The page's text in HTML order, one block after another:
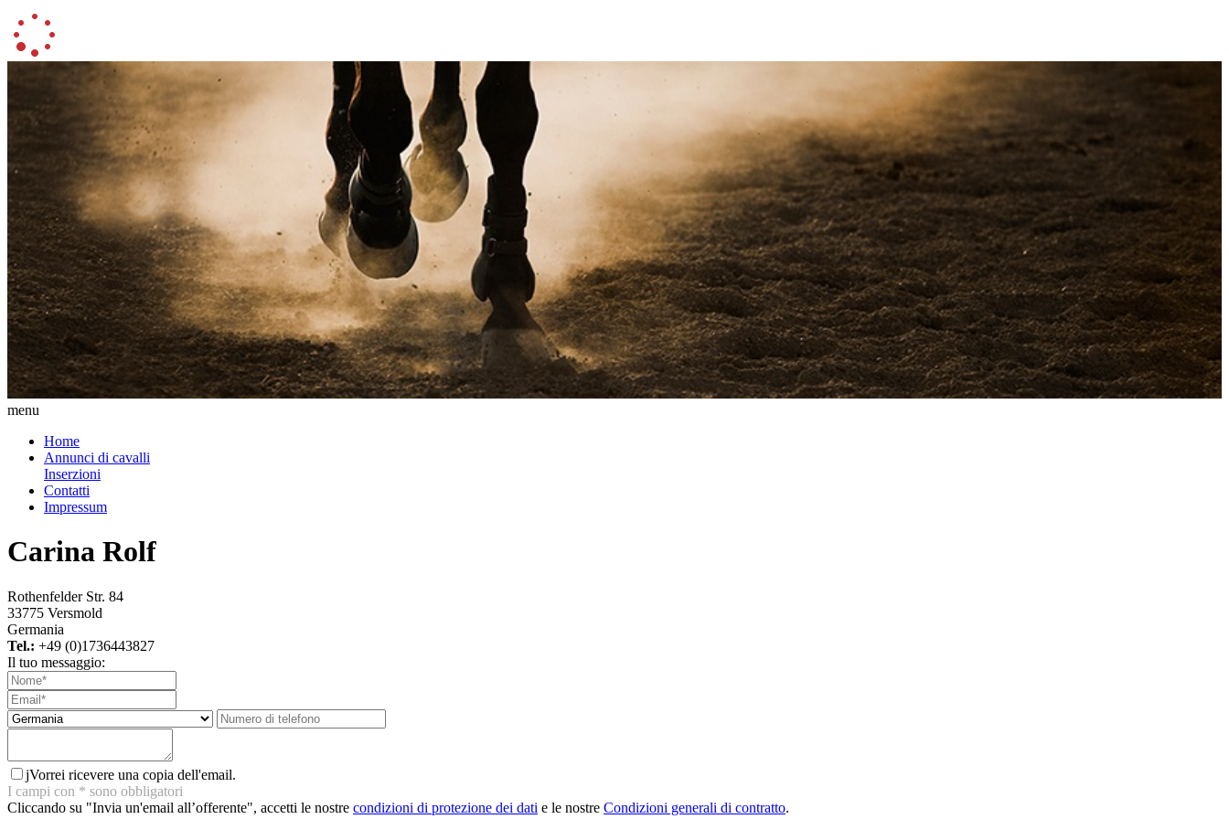
menu
Home
Annunci di cavalli
Inserzioni
Contatti
Impressum
Carina Rolf
Rothenfelder Str. 84
33775 Versmold
Germania
Tel.: +49 (0)1736443827
Il tuo messaggio:
jVorrei ricevere una copia dell'email.
I campi con * sono obbligatori
Cliccando su "Invia un'email all’offerente", accetti le nostre condizioni di protezione dei dati e le nostre Condizioni generali di contratto.